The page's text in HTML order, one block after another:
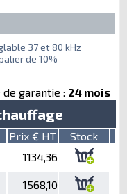
37 et 80 kHz
de 10%
de garantie : 24 mois
Prix € HT
Stock
1134,36
1568,10